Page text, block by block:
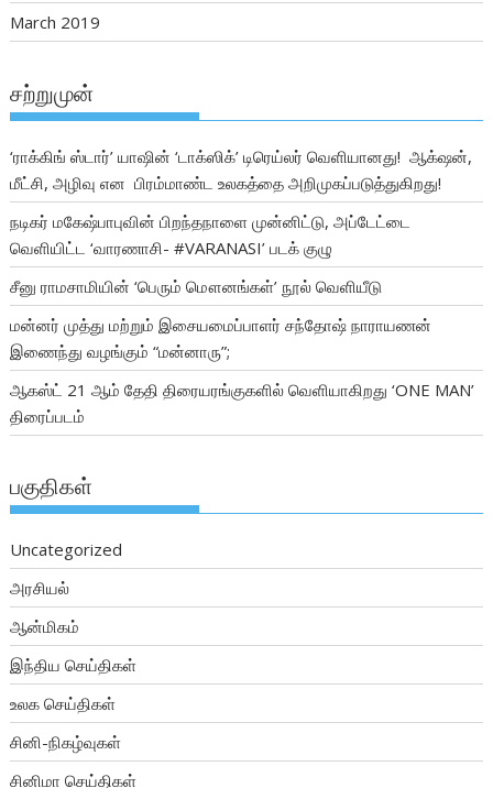
March 2019
சற்றுமுன்
‘ராக்கிங் ஸ்டார்’ யாஷின் ‘டாக்ஸிக்’ டிரெய்லர் வெளியானது! ஆக்‌ஷன்,
மீட்சி, அழிவு என பிரம்மாண்ட உலகத்தை அறிமுகப்படுத்துகிறது!
நடிகர் மகேஷ்பாபுவின் பிறந்தநாளை முன்னிட்டு, அப்டேட்டை
வெளியிட்ட ‘வாரணாசி- #VARANASI’ படக் குழு
சீனு ராமசாமியின் ‘பெரும் மௌனங்கள்’ நூல் வெளியீடு
மன்னர் முத்து மற்றும் இசையமைப்பாளர் சந்தோஷ் நாராயணன்
இணைந்து வழங்கும் “மன்னாரு”;
ஆகஸ்ட் 21 ஆம் தேதி திரையரங்குகளில் வெளியாகிறது ‘ONE MAN’
திரைப்படம்
பகுதிகள்
Uncategorized
அரசியல்
ஆன்மிகம்
இந்திய செய்திகள்
உலக செய்திகள்
சினி-நிகழ்வுகள்
சினிமா செய்திகள்